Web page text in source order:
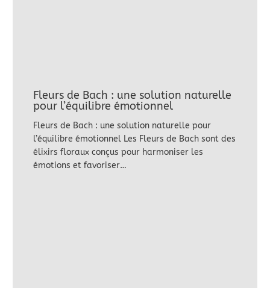
Fleurs de Bach : une solution naturelle
pour l’équilibre émotionnel
Fleurs de Bach : une solution naturelle pour
l’équilibre émotionnel Les Fleurs de Bach sont des
élixirs floraux conçus pour harmoniser les
émotions et favoriser…